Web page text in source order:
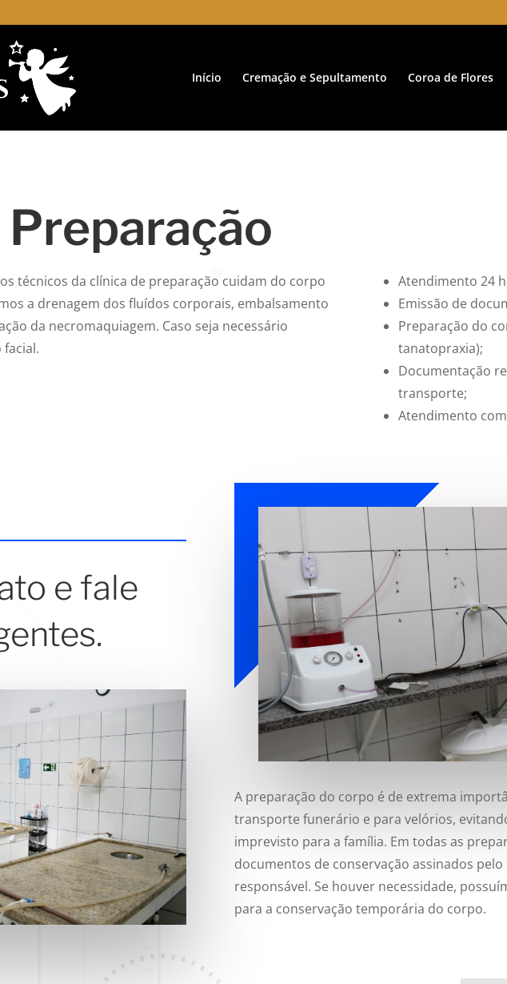
Início Cremação e Sepultamento Coroa de Flores
técnicos da clínica de preparação cuidam do corpo
a drenagem dos fluídos corporais, embalsamento
da necromaquiagem. Caso seja necessário
Atendimento 24
Emissão de
Preparação do
tanatopraxia);
Documentação
transporte;
Atendimento
e fale
A preparação do corpo é de extrema
transporte funerário e para velórios,
imprevisto para a família. Em todas as
documentos de conservação assinados
responsável. Se houver necessidade,
para a conservação temporária do corpo.